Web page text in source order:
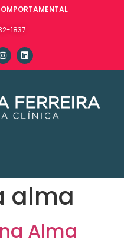
1837
alma
Alma